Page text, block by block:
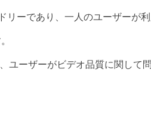
リーであり、一人のユーザーが
ユーザーがビデオ品質に関して